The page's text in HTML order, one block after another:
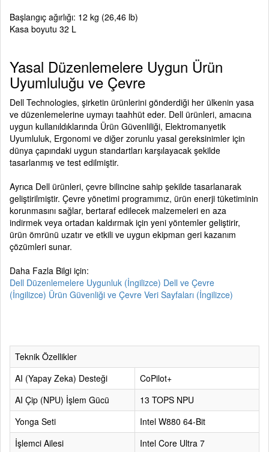
Başlangıç ağırlığı: 12 kg (26,46 lb)
Kasa boyutu 32 L
Yasal Düzenlemelere Uygun Ürün
Uyumluluğu ve Çevre
Dell Technologies, şirketin ürünlerini gönderdiği her ülkenin yasa
ve düzenlemelerine uymayı taahhüt eder. Dell ürünleri, amacına
uygun kullanıldıklarında Ürün Güvenliliği, Elektromanyetik
Uyumluluk, Ergonomi ve diğer zorunlu yasal gereksinimler için
dünya çapındaki uygun standartları karşılayacak şekilde
tasarlanmış ve test edilmiştir.
Ayrıca Dell ürünleri, çevre bilincine sahip şekilde tasarlanarak
geliştirilmiştir. Çevre yönetimi programımız, ürün enerji tüketiminin
korunmasını sağlar, bertaraf edilecek malzemeleri en aza
indirmek veya ortadan kaldırmak için yeni yöntemler geliştirir,
ürün ömrünü uzatır ve etkili ve uygun ekipman geri kazanım
çözümleri sunar.
Daha Fazla Bilgi için:
Dell Düzenlemelere Uygunluk (İngilizce) Dell ve Çevre
(İngilizce) Ürün Güvenliği ve Çevre Veri Sayfaları (İngilizce)
Teknik Özellikler
AI (Yapay Zeka) Desteği
CoPilot+
AI Çip (NPU) İşlem Gücü
13 TOPS NPU
Yonga Seti
Intel W880 64-Bit
İşlemci Ailesi
Intel Core Ultra 7